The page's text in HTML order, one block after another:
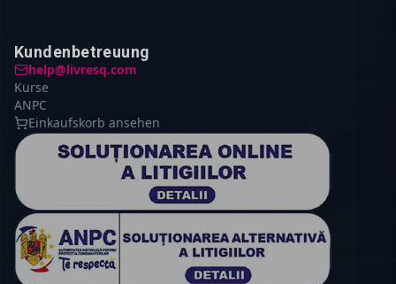
Kundenbetreuung
help@livresq.com
Kurse
ANPC
Einkaufskorb ansehen